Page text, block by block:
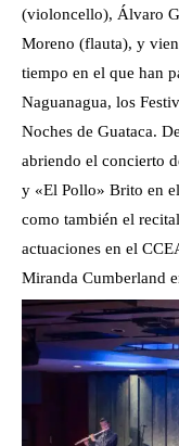
(violoncello), Álvaro
Moreno (flauta), y
tiempo en el que han
Naguanagua, los
Noches de Guataca.
abriendo el concierto
y «El Pollo» Brito en
como también el
actuaciones en el
Miranda Cumberland